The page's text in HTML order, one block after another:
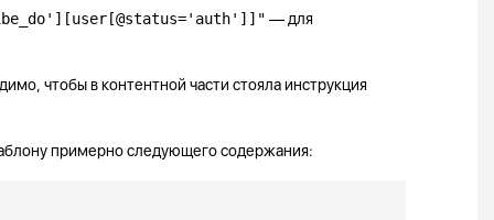
— для
чтобы в контентной части стояла инструкция
примерно следующего содержания: